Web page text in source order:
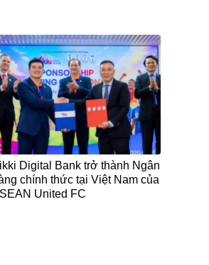
Digital Bank trở thành Ngân
chính thức tại Việt Nam của
United FC